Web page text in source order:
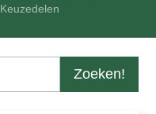
Keuzedelen
Zoeken!